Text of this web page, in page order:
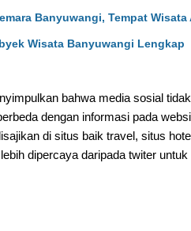
Banyuwangi, Tempat
Wisata Banyuwangi Lengkap
bahwa media sosial
dengan informasi pada
di situs baik travel, situs
dipercaya daripada twiter